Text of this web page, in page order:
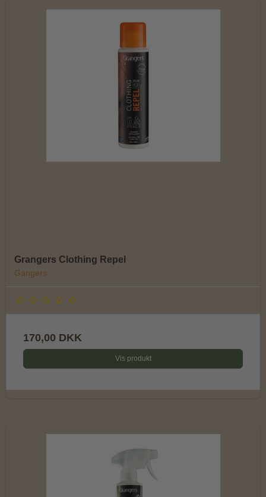
Grangers Clothing Repel
Gangers
170,00 DKK
Vis produkt